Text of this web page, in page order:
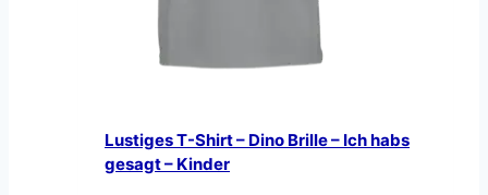
Lustiges T-Shirt – Dino Brille – Ich habs
gesagt – Kinder